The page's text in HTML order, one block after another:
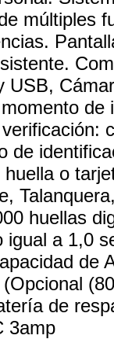
múltiples
USB,
de
de
o
huellas
igual a 1,0
de
de
3amp